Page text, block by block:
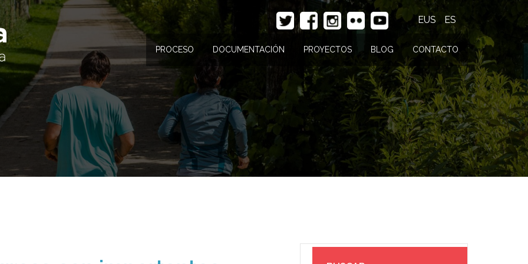
EUS ES
PROCESO DOCUMENTACIÓN PROYECTOS BLOG CONTACTO